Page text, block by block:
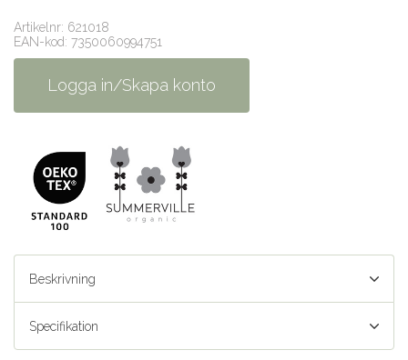
Artikelnr: 621018
EAN-kod: 7350060994751
Logga in/Skapa konto
Beskrivning
Specifikation